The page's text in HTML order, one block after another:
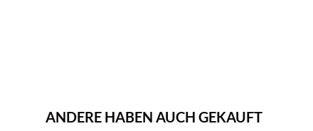
ANDERE HABEN AUCH GEKAUFT
Kaufe mind. 2 & spare 20 %